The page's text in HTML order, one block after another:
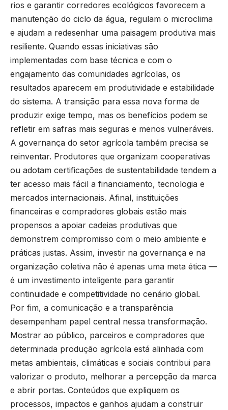
rios e garantir corredores ecológicos favorecem a
manutenção do ciclo da água, regulam o microclima
e ajudam a redesenhar uma paisagem produtiva mais
resiliente. Quando essas iniciativas são
implementadas com base técnica e com o
engajamento das comunidades agrícolas, os
resultados aparecem em produtividade e estabilidade
do sistema. A transição para essa nova forma de
produzir exige tempo, mas os benefícios podem se
refletir em safras mais seguras e menos vulneráveis.
A governança do setor agrícola também precisa se
reinventar. Produtores que organizam cooperativas
ou adotam certificações de sustentabilidade tendem a
ter acesso mais fácil a financiamento, tecnologia e
mercados internacionais. Afinal, instituições
financeiras e compradores globais estão mais
propensos a apoiar cadeias produtivas que
demonstrem compromisso com o meio ambiente e
práticas justas. Assim, investir na governança e na
organização coletiva não é apenas uma meta ética —
é um investimento inteligente para garantir
continuidade e competitividade no cenário global.
Por fim, a comunicação e a transparência
desempenham papel central nessa transformação.
Mostrar ao público, parceiros e compradores que
determinada produção agrícola está alinhada com
metas ambientais, climáticas e sociais contribui para
valorizar o produto, melhorar a percepção da marca
e abrir portas. Conteúdos que expliquem os
processos, impactos e ganhos ajudam a construir